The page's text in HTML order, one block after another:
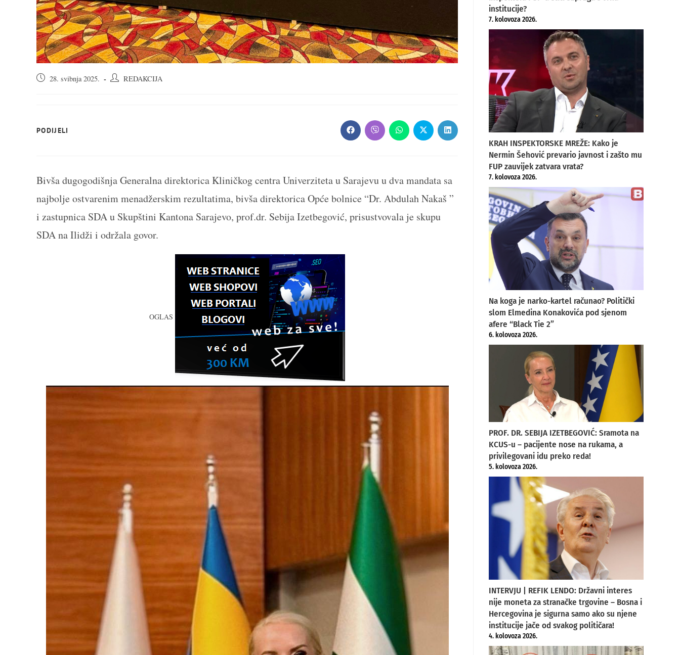
Objava28. svibnja 2025.
AutorREDAKCIJA
PODIJELI Opens
in
Opens
in
Opens
in
Opens
in
Opens
in
Bivša dugogodišnja Generalna direktorica Kliničkog centra Univerziteta u Sarajevu u dva mandata sa
najbolje ostvarenim menadžerskim rezultatima, bivša direktorica Opće bolnice “Dr. Abdulah Nakaš ”
i zastupnica SDA u Skupštini Kantona Sarajevo, prof.dr. Sebija Izetbegović, prisustvovala je skupu
SDA na Ilidži i održala govor.
OGLAS
institucije?
7. kolovoza 2026.
KRAH INSPEKTORSKE MREŽE: Kako je
Nermin Šehović prevario javnost i zašto mu
FUP zauvijek zatvara vrata?
7. kolovoza 2026.
Na koga je narko-kartel računao? Politički
slom Elmedina Konakovića pod sjenom
afere “Black Tie 2”
6. kolovoza 2026.
PROF. DR. SEBIJA IZETBEGOVIĆ: Sramota na
KCUS-u – pacijente nose na rukama, a
privilegovani idu preko reda!
5. kolovoza 2026.
INTERVJU | REFIK LENDO: Državni interes
nije moneta za stranačke trgovine – Bosna i
Hercegovina je sigurna samo ako su njene
institucije jače od svakog političara!
4. kolovoza 2026.